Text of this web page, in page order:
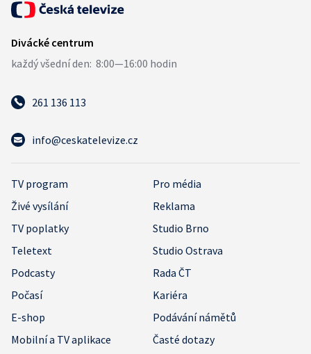
261 136 113
info@ceskatelevize.cz
TV program
Pro média
Živé vysílání
Reklama
TV poplatky
Studio Brno
Teletext
Studio Ostrava
Podcasty
Rada ČT
Počasí
Kariéra
E-shop
Podávání námětů
Mobilní a TV aplikace
Časté dotazy